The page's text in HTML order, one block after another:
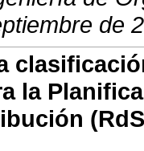
de
la